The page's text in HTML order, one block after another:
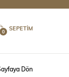
SEPETIM
0
Dön